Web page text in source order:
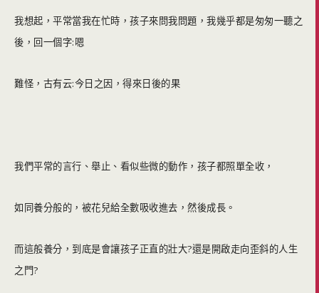
我想起，平常當我在忙時，孩子來問我問題，我幾乎都是匆匆一聽之
後，回一個字:嗯
難怪，古有云:今日之因，得來日後的果
我們平常的言行、舉止、看似些微的動作，孩子都照單全收，
如同養分般的，被花兒給全數吸收進去，然後成長。
而這般養分，到底是會讓孩子正直的壯大?還是開啟走向歪斜的人生
之門?